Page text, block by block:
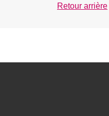
Retour arrière